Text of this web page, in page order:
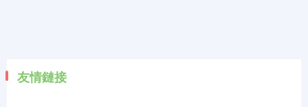
友情鏈接